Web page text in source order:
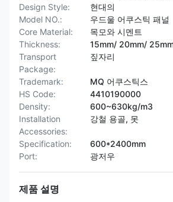
Design Style:
현대의
Model NO.:
우드울 어쿠스틱 패널
Core Material:
목모와 시멘트
Thickness:
15mm/ 20mm/
Transport
Package:
짚자리
Trademark:
MQ 어쿠스틱스
HS Code:
4410190000
Density:
600~630kg/m3
Installation
Accessories:
강철 용골, 못
Specification:
600*2400mm
Port:
광저우
제품 설명